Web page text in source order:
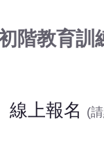
階教育訓
線上報名 (